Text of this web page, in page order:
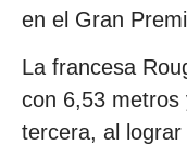
en el Gran
La francesa
con 6,53 metros
tercera, al